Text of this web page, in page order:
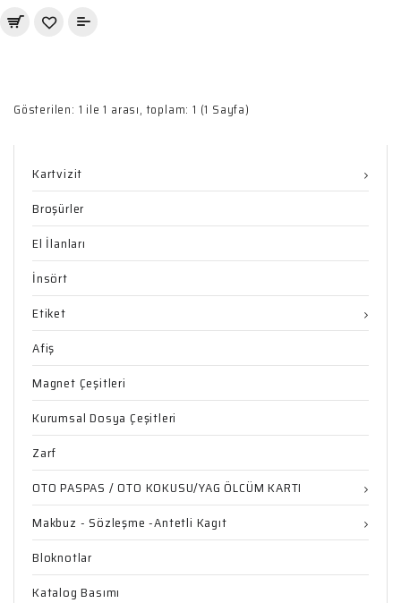
Gösterilen: 1 ile 1 arası, toplam: 1 (1 Sayfa)
Kartvizit
Broşürler
El İlanları
İnsört
Etiket
Afiş
Magnet Çeşitleri
Kurumsal Dosya Çeşitleri
Zarf
OTO PASPAS / OTO KOKUSU/YAG ÖLCÜM KARTI
Makbuz - Sözleşme -Antetli Kagıt
Bloknotlar
Katalog Basımı